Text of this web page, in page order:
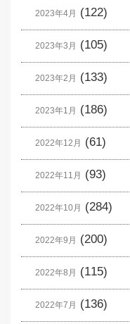
2023年4月 (122)
2023年3月 (105)
2023年2月 (133)
2023年1月 (186)
2022年12月 (61)
2022年11月 (93)
2022年10月 (284)
2022年9月 (200)
2022年8月 (115)
2022年7月 (136)